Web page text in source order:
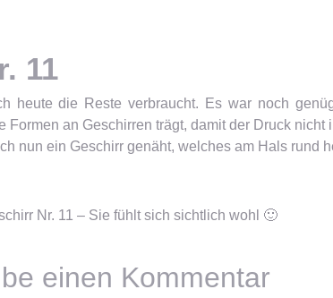
11
heute die Reste verbraucht. Es war noch
Formen an Geschirren trägt, damit der Druck nicht
nun ein Geschirr genäht, welches am Hals rund
Nr. 11 – Sie fühlt sich sichtlich wohl 🙂
einen Kommentar